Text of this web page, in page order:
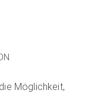
Möglichkeit,